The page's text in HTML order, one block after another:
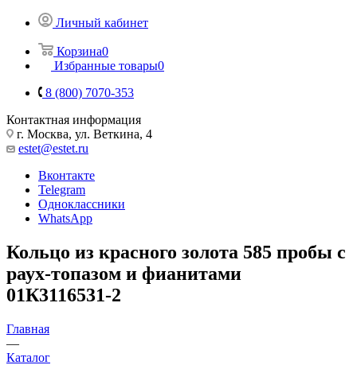
Личный кабинет
Корзина0
Избранные товары0
8 (800) 7070-353
Контактная информация
г. Москва, ул. Веткина, 4
estet@estet.ru
Вконтакте
Telegram
Одноклассники
WhatsApp
Кольцо из красного золота 585 пробы с
раух-топазом и фианитами
01К3116531-2
Главная
—
Каталог